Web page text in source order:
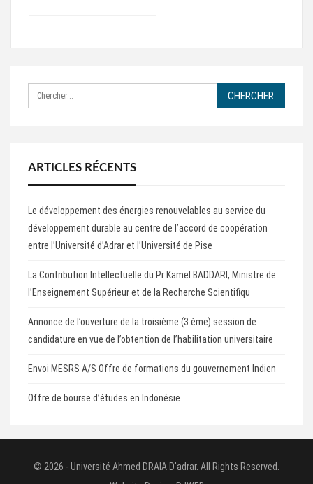
ARTICLES RÉCENTS
Le développement des énergies renouvelables au service du
développement durable au centre de l’accord de coopération
entre l’Université d’Adrar et l’Université de Pise
La Contribution Intellectuelle du Pr Kamel BADDARI, Ministre de
l’Enseignement Supérieur et de la Recherche Scientifiqu
Annonce de l’ouverture de la troisième (3 ème) session de
candidature en vue de l’obtention de l’habilitation universitaire
Envoi MESRS A/S Offre de formations du gouvernement Indien
Offre de bourse d’études en Indonésie
© 2026 - Université Ahmed DRAIA D'adrar. All Rights Reserved.